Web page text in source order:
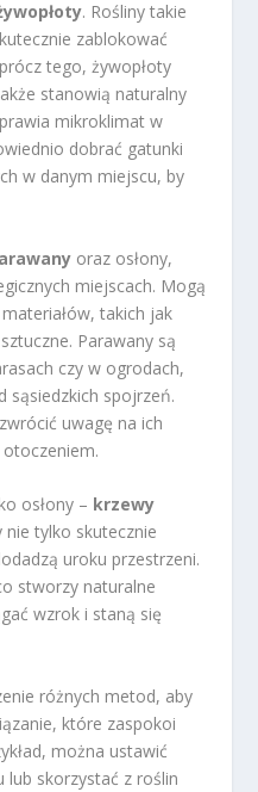
. Rośliny takie
zablokować
tego, żywopłoty
stanowią naturalny
mikroklimat w
dobrać gatunki
w danym miejscu, by
oraz osłony,
miejscach. Mogą
takich jak
Parawany są
czy w ogrodach,
sąsiedzkich spojrzeń.
uwagę na ich
otoczeniem.
osłony – krzewy
tylko skutecznie
uroku przestrzeni.
stworzy naturalne
wzrok i staną się
różnych metod, aby
które zaspokoi
można ustawić
lub skorzystać z roślin